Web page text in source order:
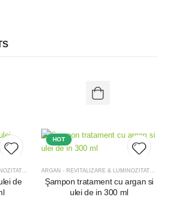
Add to
ARGAN - REVITALIZARE & LUMINOZITATE, OFERTE,OFERTE KIT-URI TRATAMENT
de
HOT
ARGAN - REVITALIZARE & LUMINOZITATE,
Şampon tratament cu argan si
ulei de in 300 ml